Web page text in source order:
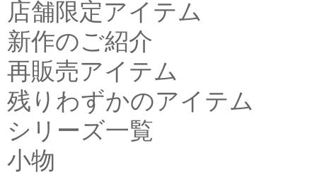
店舗限定アイテム
新作のご紹介
再販売アイテム
残りわずかのアイテム
シリーズ一覧
小物